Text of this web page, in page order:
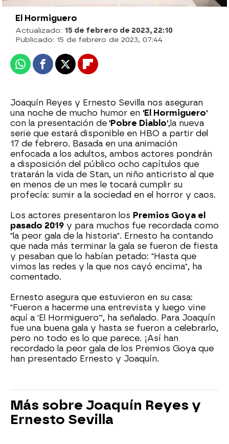
El Hormiguero
Actualizado: 15 de febrero de 2023, 22:10
Publicado: 15 de febrero de 2023, 07:44
WhatsappFacebook
X Flipboard
Joaquín Reyes y Ernesto Sevilla nos aseguran
una noche de mucho humor en 'El Hormiguero'
con la presentación de 'Pobre Diablo', la nueva
serie que estará disponible en HBO a partir del
17 de febrero. Basada en una animación
enfocada a los adultos, ambos actores pondrán
a disposición del público ocho capítulos que
tratarán la vida de Stan, un niño anticristo al que
en menos de un mes le tocará cumplir su
profecía: sumir a la sociedad en el horror y caos.
Los actores presentaron los Premios Goya el
pasado 2019 y para muchos fue recordada como
"la peor gala de la historia". Ernesto ha contando
que nada más terminar la gala se fueron de fiesta
y pesaban que lo habían petado: "Hasta que
vimos las redes y la que nos cayó encima", ha
comentado.
Ernesto asegura que estuvieron en su casa:
"Fueron a hacerme una entrevista y luego vine
aquí a 'El Hormiguero'", ha señalado. Para Joaquín
fue una buena gala y hasta se fueron a celebrarlo,
pero no todo es lo que parece. ¡Así han
recordado la peor gala de los Premios Goya que
han presentado Ernesto y Joaquín.
Más sobre Joaquín Reyes y
Ernesto Sevilla